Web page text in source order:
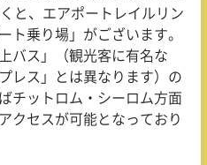
と、エアポートレイルリン
ト乗り場」がございます。
バス」（観光客に有名な
レス」とは異なります）の
チットロム・シーロム方面
クセスが可能となっており